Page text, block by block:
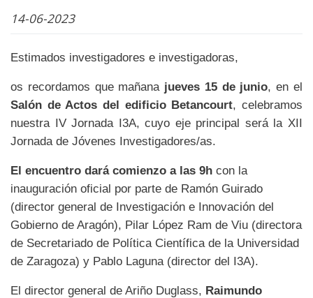
14-06-2023
Estimados investigadores e investigadoras,
os recordamos que mañana jueves 15 de junio, en el
Salón de Actos del edificio Betancourt, celebramos
nuestra IV Jornada I3A, cuyo eje principal será la XII
Jornada de Jóvenes Investigadores/as.
El encuentro dará comienzo a las 9h con la
inauguración oficial por parte de Ramón Guirado
(director general de Investigación e Innovación del
Gobierno de Aragón), Pilar López Ram de Viu (directora
de Secretariado de Política Científica de la Universidad
de Zaragoza) y Pablo Laguna (director del I3A).
El director general de Ariño Duglass, Raimundo